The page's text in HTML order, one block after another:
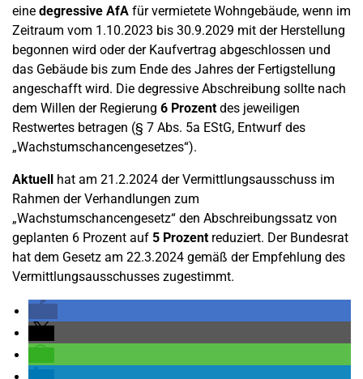
eine degressive AfA für vermietete Wohngebäude, wenn im
Zeitraum vom 1.10.2023 bis 30.9.2029 mit der Herstellung
begonnen wird oder der Kaufvertrag abgeschlossen und
das Gebäude bis zum Ende des Jahres der Fertigstellung
angeschafft wird. Die degressive Abschreibung sollte nach
dem Willen der Regierung 6 Prozentdes jeweiligen
Restwertes betragen (§ 7 Abs. 5a EStG, Entwurf des
„Wachstumschancengesetzes“).
Aktuell hat am 21.2.2024 der Vermittlungsausschuss im
Rahmen der Verhandlungen zum
„Wachstumschancengesetz“ den Abschreibungssatz von
geplanten 6 Prozent auf 5 Prozentreduziert. Der Bundesrat
hat dem Gesetz am 22.3.2024 gemäß der Empfehlung des
Vermittlungsausschusses zugestimmt.